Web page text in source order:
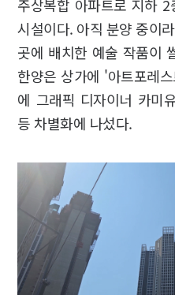
주상복합 아파트로 지하
시설이다. 아직 분양 중이
곳에 배치한 예술 작품이
한양은 상가에 '아트포레
에 그래픽 디자이너 카미
등 차별화에 나섰다.